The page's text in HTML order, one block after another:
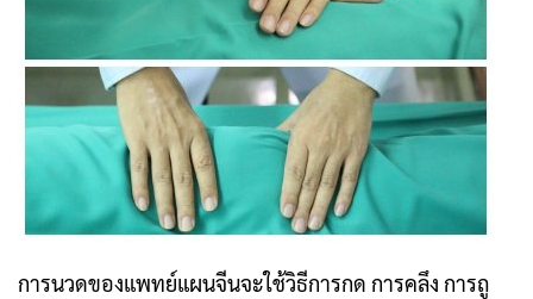
การนวดของแพทย์แผนจีนจะใช้วิธีการกด การคลึง การถู